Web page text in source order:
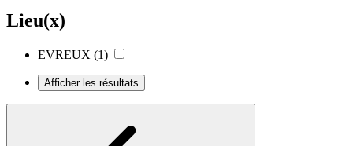
Lieu(x)
EVREUX (1)
Afficher les résultats